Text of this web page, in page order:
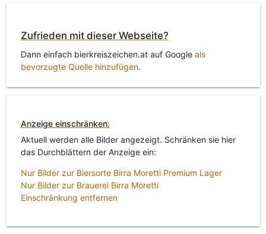
Zufrieden mit dieser Webseite?
Dann einfach bierkreiszeichen.at auf Google als
bevorzugte Quelle hinzufügen.
Anzeige einschränken:
Aktuell werden alle Bilder angezeigt. Schränken sie hier
das Durchblättern der Anzeige ein:
Nur Bilder zur Biersorte Birra Moretti Premium Lager
Nur Bilder zur Brauerei Birra Moretti
Einschränkung entfernen